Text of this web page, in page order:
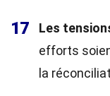
17 Les
efforts
la